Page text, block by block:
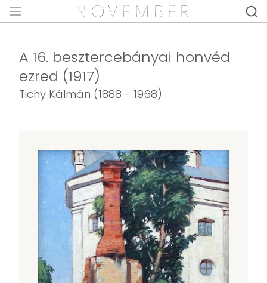
A 16. besztercebányai honvéd
ezred (1917)
Tichy Kálmán (1888 - 1968)